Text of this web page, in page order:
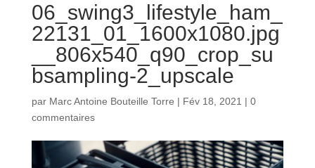
06_swing3_lifestyle_ham_
22131_01_1600x1080.jpg
__806x540_q90_crop_su
bsampling-2_upscale
par Marc Antoine Bouteille Torre | Fév 18, 2021 | 0
commentaires